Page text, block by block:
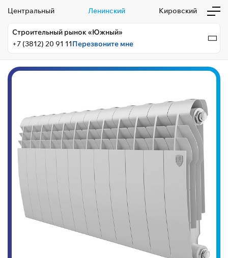
Центральный Ленинский Кировский
Строительный рынок «Южный»
+7 (3812) 20 91 11Перезвоните мне